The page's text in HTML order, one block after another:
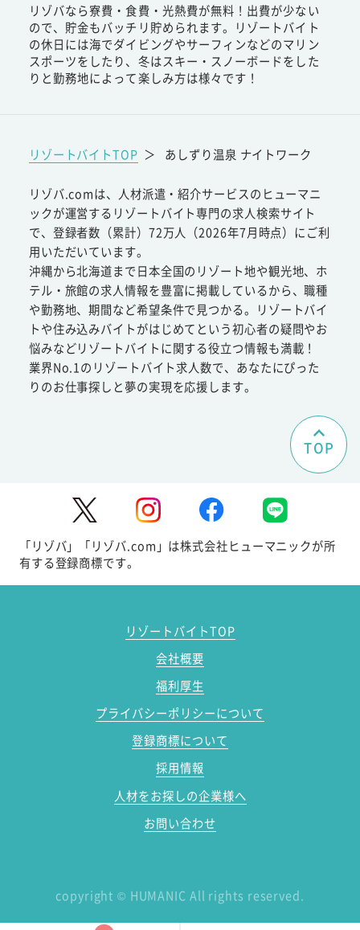
リゾバなら寮費・食費・光熱費が無料！出費が少ない
ので、貯金もバッチリ貯められます。リゾートバイト
の休日には海でダイビングやサーフィンなどのマリン
スポーツをしたり、冬はスキー・スノーボードをした
りと勤務地によって楽しみ方は様々です！
リゾートバイトTOP ＞ あしずり温泉 ナイトワーク
リゾバ.comは、人材派遣・紹介サービスのヒューマニ
ックが運営するリゾートバイト専門の求人検索サイト
で、登録者数（累計）72万人（2026年7月時点）にご利
用いただいています。
沖縄から北海道まで日本全国のリゾート地や観光地、ホ
テル・旅館の求人情報を豊富に掲載しているから、職種
や勤務地、期間など希望条件で見つかる。リゾートバイ
トや住み込みバイトがはじめてという初心者の疑問やお
悩みなどリゾートバイトに関する役立つ情報も満載！
業界No.1のリゾートバイト求人数で、あなたにぴった
りのお仕事探しと夢の実現を応援します。
TOP
「リゾバ」「リゾバ.com」は株式会社ヒューマニックが所
有する登録商標です。
リゾートバイトTOP
会社概要
福利厚生
プライバシーポリシーについて
登録商標について
採用情報
人材をお探しの企業様へ
お問い合わせ
copyright © HUMANIC All rights reserved.